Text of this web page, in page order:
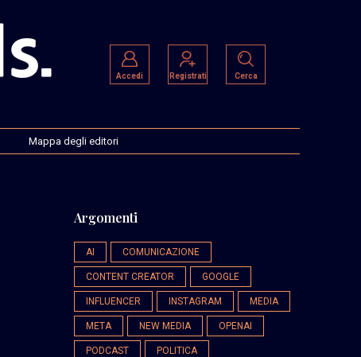
Accedi Registrati Cerca
Mappa degli editori
Argomenti
AI COMUNICAZIONE
CONTENT CREATOR GOOGLE
INFLUENCER INSTAGRAM MEDIA
META NEW MEDIA OPENAI
PODCAST POLITICA